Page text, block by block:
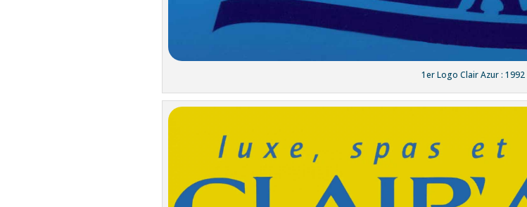
1er Logo Clair Azur : 1992